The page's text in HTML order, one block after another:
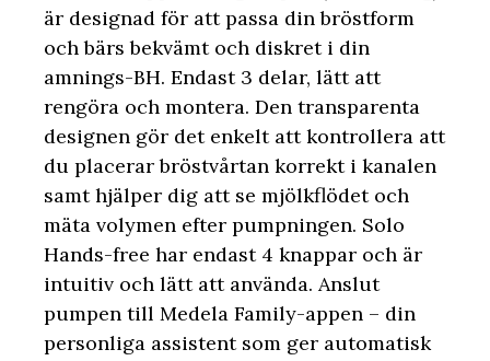
är designad för att passa din bröstform
och bärs bekvämt och diskret i din
amnings-BH. Endast 3 delar, lätt att
rengöra och montera. Den transparenta
designen gör det enkelt att kontrollera att
du placerar bröstvårtan korrekt i kanalen
samt hjälper dig att se mjölkflödet och
mäta volymen efter pumpningen. Solo
Hands-free har endast 4 knappar och är
intuitiv och lätt att använda. Anslut
pumpen till Medela Family-appen – din
personliga assistent som ger automatisk